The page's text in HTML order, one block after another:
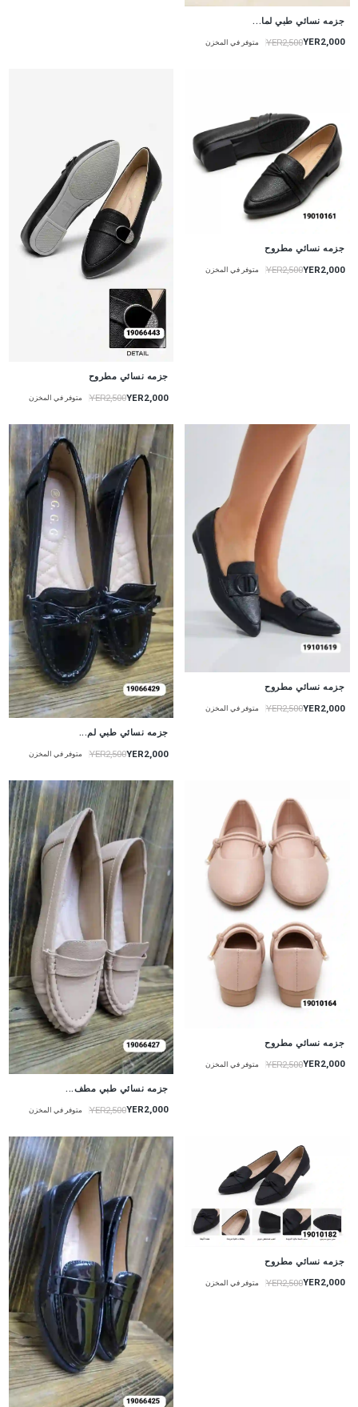
جزمه نسائي طبي لما...
YER2,000
YER2,500 متوفر في المخزن
جزمه نسائي مطروح
YER2,000
YER2,500 متوفر في المخزن
جزمه نسائي مطروح
YER2,000
YER2,500 متوفر في المخزن
جزمه نسائي مطروح
YER2,000
YER2,500 متوفر في المخزن
جزمه نسائي طبي لم...
YER2,000
YER2,500 متوفر في المخزن
جزمه نسائي مطروح
YER2,000
YER2,500 متوفر في المخزن
جزمه نسائي طبي مطف...
YER2,000
YER2,500 متوفر في المخزن
جزمه نسائي مطروح
YER2,000
YER2,500 متوفر في المخزن